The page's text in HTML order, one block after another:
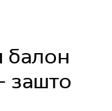
балон
зашто